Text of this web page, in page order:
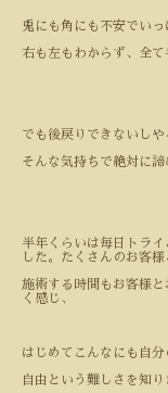
兎にも角にも不安でいっ
右も左もわからず、全て
でも後戻りできないしや
そんな気持ちで絶対に諦
半年くらいは毎日トラ
した。たくさんのお客様
施術する時間もお客様
く感じ、
はじめてこんなにも自分
自由という難しさを知り